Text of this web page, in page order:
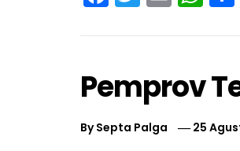
Pemprov
BySepta Palga 25